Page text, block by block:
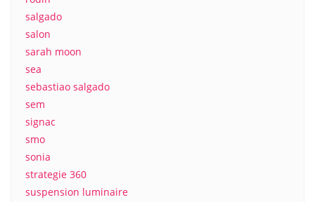
salgado
salon
sarah moon
sea
sebastiao salgado
sem
signac
smo
sonia
strategie 360
suspension luminaire